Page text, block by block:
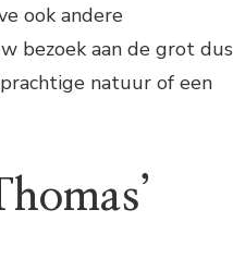
ook andere
bezoek aan de grot dus
natuur of een